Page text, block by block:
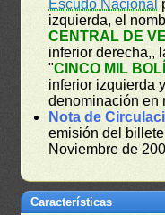
Escudo Nacional
izquierda, el
CENTRAL DE
inferior derecha,,
"CINCO MIL
inferior izquierda
denominación en
Nota de
emisión del
Noviembre de
Características